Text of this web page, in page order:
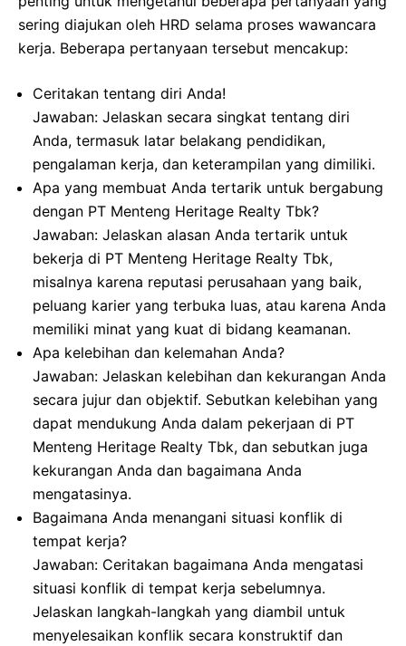
sering diajukan oleh HRD selama proses wawancara
kerja. Beberapa pertanyaan tersebut mencakup:
Ceritakan tentang diri Anda!
Jawaban: Jelaskan secara singkat tentang diri
Anda, termasuk latar belakang pendidikan,
pengalaman kerja, dan keterampilan yang dimiliki.
Apa yang membuat Anda tertarik untuk bergabung
dengan PT Menteng Heritage Realty Tbk?
Jawaban: Jelaskan alasan Anda tertarik untuk
bekerja di PT Menteng Heritage Realty Tbk,
misalnya karena reputasi perusahaan yang baik,
peluang karier yang terbuka luas, atau karena Anda
memiliki minat yang kuat di bidang keamanan.
Apa kelebihan dan kelemahan Anda?
Jawaban: Jelaskan kelebihan dan kekurangan Anda
secara jujur dan objektif. Sebutkan kelebihan yang
dapat mendukung Anda dalam pekerjaan di PT
Menteng Heritage Realty Tbk, dan sebutkan juga
kekurangan Anda dan bagaimana Anda
mengatasinya.
Bagaimana Anda menangani situasi konflik di
tempat kerja?
Jawaban: Ceritakan bagaimana Anda mengatasi
situasi konflik di tempat kerja sebelumnya.
Jelaskan langkah-langkah yang diambil untuk
menyelesaikan konflik secara konstruktif dan